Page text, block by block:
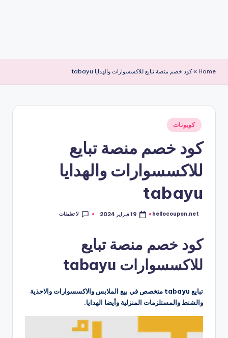
Home
»كود خصم منصة تبايع للاكسسوارات والهدايا tabayu
نُشر
في
كوبونات
كود خصم منصة تبايع
للاكسسوارات والهدايا
tabayu
تمّ
hellocoupon.net 19 فبراير 2024 لا تعليقات
كود خصم منصة تبايع
للاكسسوارات tabayu
تبايع tabayu متخصص في بيع الملابس والاكسسوارات والاحذية
والشنط والمستلزمات المنزلية وأيضا الهدايا.